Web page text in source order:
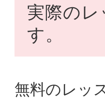
実際の
す。
無料のレッ